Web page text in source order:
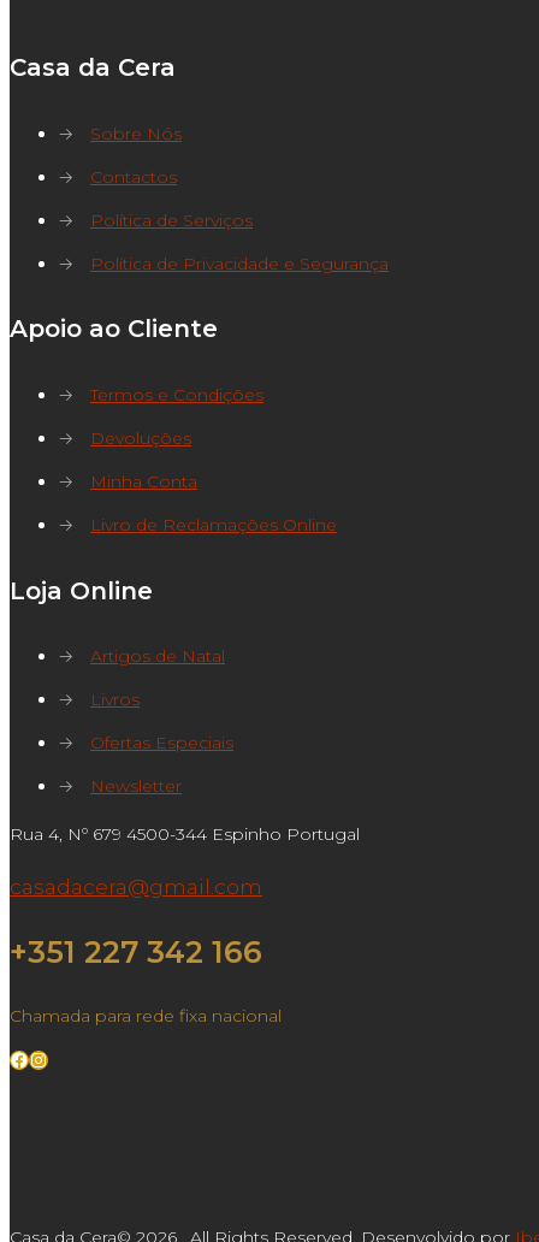
Casa da Cera
→
Sobre Nós
→
Contactos
→
Política de Serviços
→
Política de Privacidade e Segurança
Apoio ao Cliente
→
Termos e Condições
→
Devoluções
→
Minha Conta
→
Livro de Reclamações Online
Loja Online
→
Artigos de Natal
→
Livros
→
Ofertas Especiais
→
Newsletter
Rua 4, Nº 679 4500-344 Espinho Portugal
casadacera@gmail.com
+351 227 342 166
Chamada para rede fixa nacional
Facebook
Instagram
Casa da Cera© 2026 . All Rights Reserved. Desenvolvido por